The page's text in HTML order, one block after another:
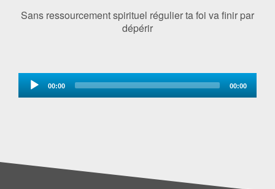
Sans ressourcement spirituel régulier ta foi va finir par
dépérir
Audio
Player 00:00 00:00